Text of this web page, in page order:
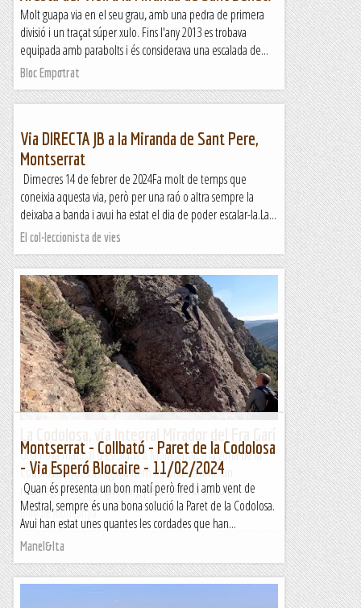
Molt guapa via en el seu grau, amb una pedra de primera
divisió i un traçat súper xulo. Fins l'any 2013 es trobava
equipada amb parabolts i és considerava una escalada de...
Bloc Empotrat
Via DIRECTA JB a la Miranda de Sant Pere,
Montserrat
Dimecres 14 de febrer de 2024Fa molt de temps que
coneixia aquesta via, però per una raó o altra sempre la
deixaba a banda i avui ha estat el dia de poder escalar-la.La...
El col·leccionista de vies
Una nova matinal d'escalada a Montserrat, a la zona de la
Codolosa. Aquesta vegada hem fet una via amb un
recorregut relativament llarg però de poca dificultat,...
Blog de muntanya
Montserrat - Collbató - Paret de la Codolosa
- Via Esperó Blocaire - 11/02/2024
Quan és presenta un bon matí però fred i amb vent de
Mestral, sempre és una bona solució la Paret de la Codolosa.
Avui han estat unes quantes les cordades que han...
Manel&Ita